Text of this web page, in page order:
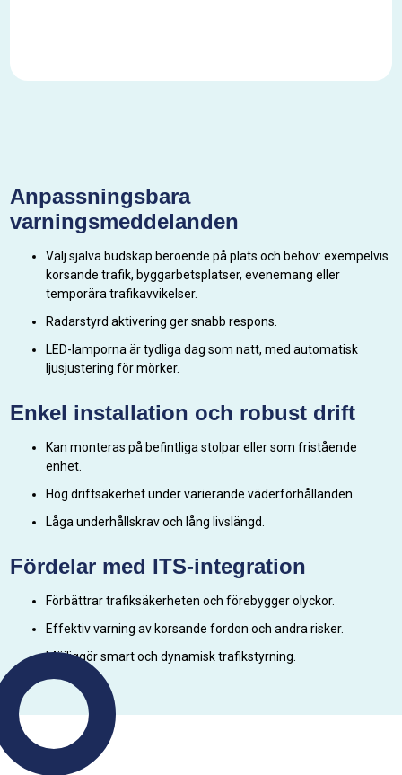
Anpassningsbara
varningsmeddelanden
Välj själva budskap beroende på plats och behov: exempelvis
korsande trafik, byggarbetsplatser, evenemang eller
temporära trafikavvikelser.
Radarstyrd aktivering ger snabb respons.
LED-lamporna är tydliga dag som natt, med automatisk
ljusjustering för mörker.
Enkel installation och robust drift
Kan monteras på befintliga stolpar eller som fristående
enhet.
Hög driftsäkerhet under varierande väderförhållanden.
Låga underhållskrav och lång livslängd.
Fördelar med ITS-integration
Förbättrar trafiksäkerheten och förebygger olyckor.
Effektiv varning av korsande fordon och andra risker.
Möjliggör smart och dynamisk trafikstyrning.